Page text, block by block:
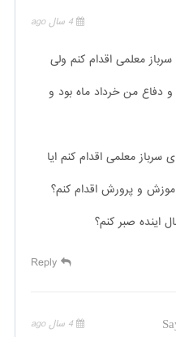
4 سال ago
معلمی اقدام کنم ولی
دفاع من خرداد ماه بود و
برای سرباز معلمی اقدام کنم ایا
و پرورش اقدام کنم؟
اینده صبر کنم؟
Reply
4 سال ago